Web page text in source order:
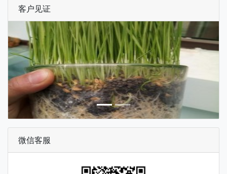
客户见证
微信客服